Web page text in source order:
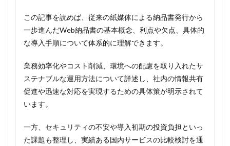
この記事を読めば、従来の紙媒体による納品書発行から
一歩進んだWeb納品書の基本概念、利点や欠点、具体的
な導入手順について体系的に理解できます。
業務効率化やコスト削減、環境への配慮を取り入れたサ
ステナブルな運用方法について詳述し、社内の情報共有
促進や迅速な対応を実現するための具体策が明示されて
います。
一方、セキュリティの不安や導入初期の投資負担といっ
た課題も整理し、実績ある国内サービスの比較検討を通